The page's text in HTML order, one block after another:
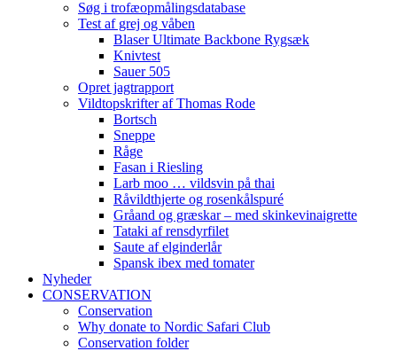
Søg i trofæopmålingsdatabase
Test af grej og våben
Blaser Ultimate Backbone Rygsæk
Knivtest
Sauer 505
Opret jagtrapport
Vildtopskrifter af Thomas Rode
Bortsch
Sneppe
Råge
Fasan i Riesling
Larb moo … vildsvin på thai
Råvildthjerte og rosenkålspuré
Gråand og græskar – med skinkevinaigrette
Tataki af rensdyrfilet
Saute af elginderlår
Spansk ibex med tomater
Nyheder
CONSERVATION
Conservation
Why donate to Nordic Safari Club
Conservation folder